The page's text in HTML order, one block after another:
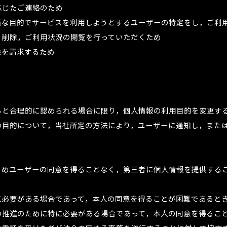
たご連絡のため
的でサービスを利用しようとするユーザーの特定をし，ご利
，ご利用状況の閲覧を行っていただくため
請求するため
理的に認められる場合に限り，個人情報の利用目的を変更す
について，当社所定の方法により，ユーザーに通知し，また
ーザーの同意を得ることなく，第三者に個人情報を提供する
がある場合であって，本人の同意を得ることが困難であると
のために特に必要がある場合であって，本人の同意を得るこ